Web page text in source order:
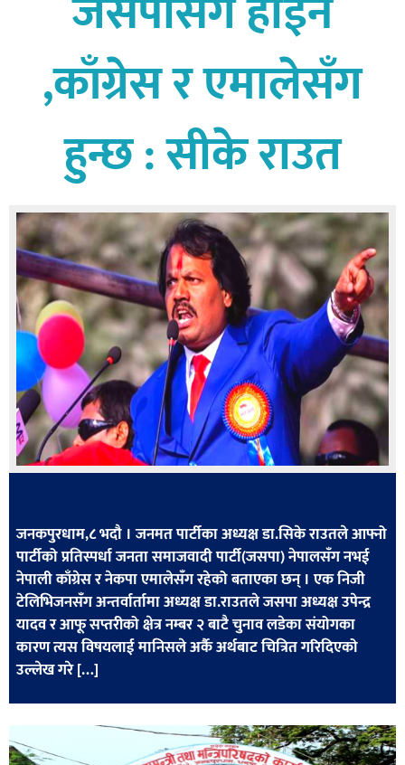
सुदूरपश्चिम
राजनीति
प्रमुख
समाचार
राष्ट्रिय
अन्तराष्ट्रिय
अन्तरबार्ता
अर्थ
खेलकुद
मनोरञ्जन
भिडियो
अन्य
समाज
शिक्षा
स्वास्थ्य
,काँग्रेस र एमालेसँग
हुन्छ : सीके राउत
जनकपुरधाम,८ भदौ । जनमत पार्टीका अध्यक्ष डा.सिके राउतले आफ्नो
पार्टीको प्रतिस्पर्धा जनता समाजवादी पार्टी(जसपा) नेपालसँग नभई
नेपाली काँग्रेस र नेकपा एमालेसँग रहेको बताएका छन् । एक निजी
टेलिभिजनसँग अन्तर्वार्तामा अध्यक्ष डा.राउतले जसपा अध्यक्ष उपेन्द्र
यादव र आफू सप्तरीको क्षेत्र नम्बर २ बाटै चुनाव लडेका संयोगका
कारण त्यस विषयलाई मानिसले अर्कै अर्थबाट चित्रित गरिदिएको
उल्लेख गरे […]